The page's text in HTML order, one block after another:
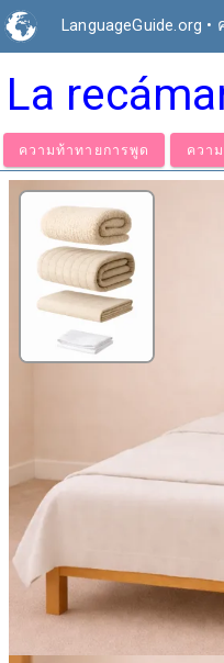
LanguageGuide.org •
La
ความท้าทายการพูด